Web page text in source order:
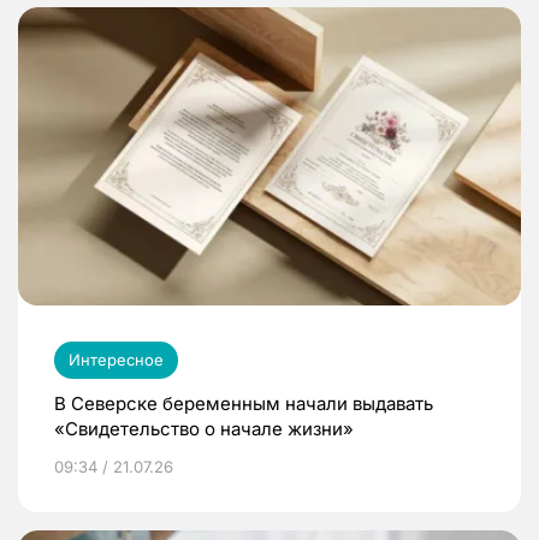
Интересное
В Северске беременным начали выдавать
«Свидетельство о начале жизни»
09:34 / 21.07.26